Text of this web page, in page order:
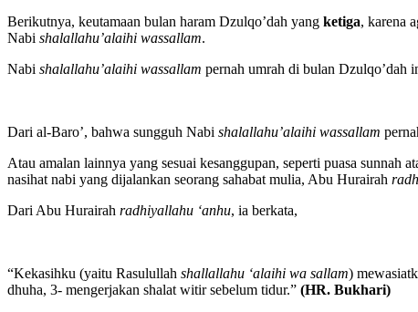
Berikutnya, keutamaan bulan haram Dzulqo’dah yang ketiga, karena
Nabi shalallahu’alaihi wassallam.
Nabi shalallahu’alaihi wassallam pernah umrah di bulan Dzulqo’dah
Dari al-Baro’, bahwa sungguh Nabi shalallahu’alaihi wassallam
Atau amalan lainnya yang sesuai kesanggupan, seperti puasa sunnah
nasihat nabi yang dijalankan seorang sahabat mulia, Abu Hurairah
Dari Abu Hurairah radhiyallahu ‘anhu, ia berkata,
“Kekasihku (yaitu Rasulullah shallallahu ‘alaihi wa sallam)
dhuha, 3- mengerjakan shalat witir sebelum tidur.” (HR. Bukhari)